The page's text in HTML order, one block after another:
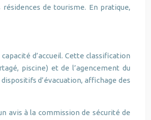
de tourisme. En pratique,
d’accueil. Cette classification
piscine) et de l’agencement du
d’évacuation, affichage des
avis à la commission de sécurité de